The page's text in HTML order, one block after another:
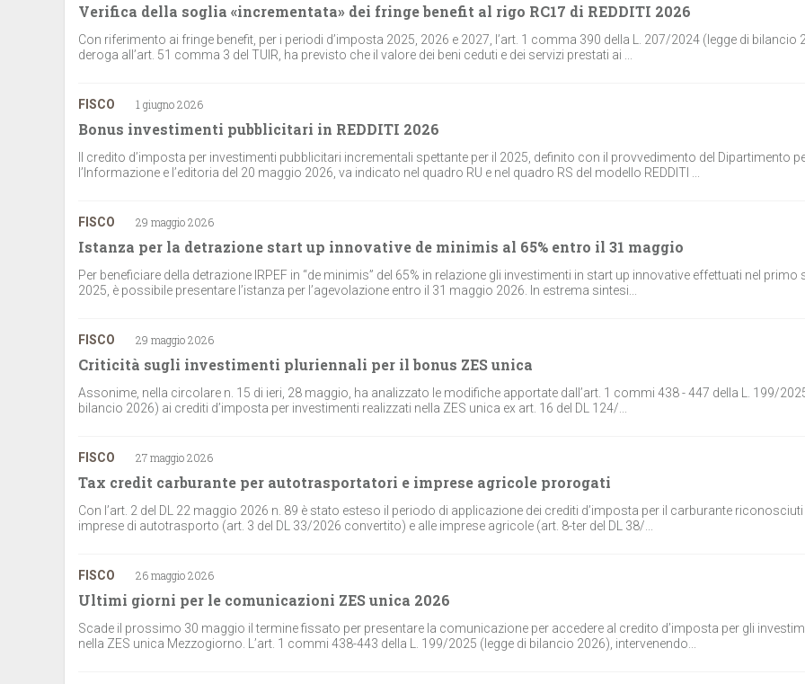
Verifica della soglia «incrementata» dei fringe benefit al rigo RC17 di REDDITI 2026
Con riferimento ai fringe benefit, per i periodi d’imposta 2025, 2026 e 2027, l’art. 1 comma 390 della L. 207/2024 (legge di bilancio
deroga all’art. 51 comma 3 del TUIR, ha previsto che il valore dei beni ceduti e dei servizi prestati ai ...
FISCO 1 giugno 2026
Bonus investimenti pubblicitari in REDDITI 2026
Il credito d’imposta per investimenti pubblicitari incrementali spettante per il 2025, definito con il provvedimento del Dipartimento
l’Informazione e l’editoria del 20 maggio 2026, va indicato nel quadro RU e nel quadro RS del modello REDDITI ...
FISCO 29 maggio 2026
Istanza per la detrazione start up innovative de minimis al 65% entro il 31 maggio
Per beneficiare della detrazione IRPEF in “de minimis” del 65% in relazione gli investimenti in start up innovative effettuati nel primo
2025, è possibile presentare l’istanza per l’agevolazione entro il 31 maggio 2026. In estrema sintesi...
FISCO 29 maggio 2026
Criticità sugli investimenti pluriennali per il bonus ZES unica
Assonime, nella circolare n. 15 di ieri, 28 maggio, ha analizzato le modifiche apportate dall’art. 1 commi 438 - 447 della L. 199/
bilancio 2026) ai crediti d’imposta per investimenti realizzati nella ZES unica ex art. 16 del DL 124/...
FISCO 27 maggio 2026
Tax credit carburante per autotrasportatori e imprese agricole prorogati
Con l’art. 2 del DL 22 maggio 2026 n. 89 è stato esteso il periodo di applicazione dei crediti d’imposta per il carburante riconosciuti
imprese di autotrasporto (art. 3 del DL 33/2026 convertito) e alle imprese agricole (art. 8-ter del DL 38/...
FISCO 26 maggio 2026
Ultimi giorni per le comunicazioni ZES unica 2026
Scade il prossimo 30 maggio il termine fissato per presentare la comunicazione per accedere al credito d’imposta per gli
nella ZES unica Mezzogiorno. L’art. 1 commi 438-443 della L. 199/2025 (legge di bilancio 2026), intervenendo...